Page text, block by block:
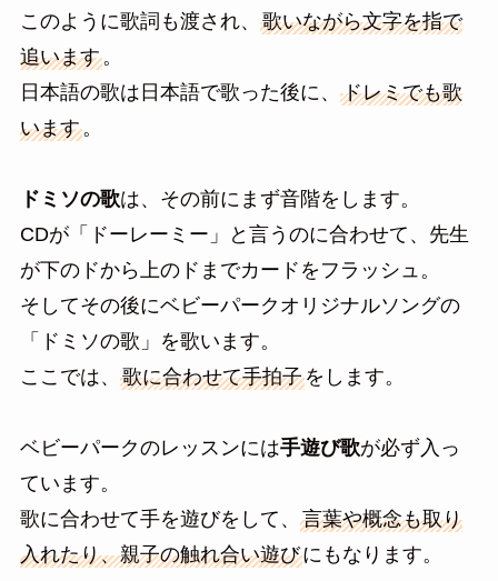
このように歌詞も渡され、 歌いながら文字を指で
追います。
日本語の歌は日本語で歌った後に、 ドレミでも歌
います。
ドミソの歌は、その前にまず音階をします。
CDが「ドーレーミー」と言うのに合わせて、先生
が下のドから上のドまでカードをフラッシュ。
そしてその後にベビーパークオリジナルソングの
「ドミソの歌」を歌います。
ここでは、 歌に合わせて手拍子をします。
ベビーパークのレッスンには手遊び歌が必ず入っ
ています。
歌に合わせて手を遊びをして、 言葉や概念も取り
入れたり、親子の触れ合い遊びにもなります。